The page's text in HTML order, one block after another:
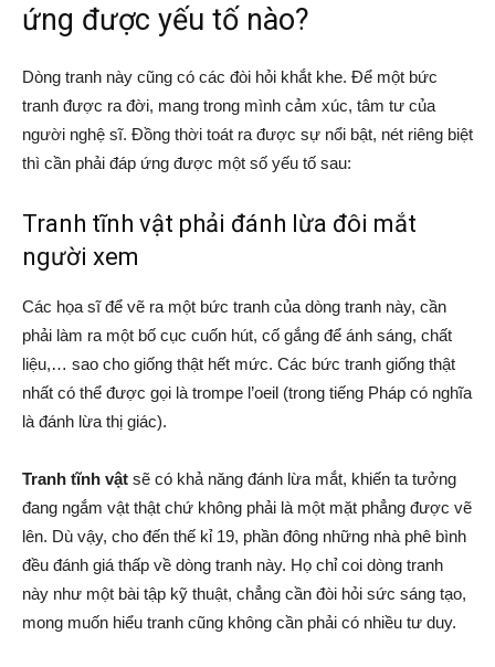
ứng được yếu tố nào?
Dòng tranh này cũng có các đòi hỏi khắt khe. Để một bức
tranh được ra đời, mang trong mình cảm xúc, tâm tư của
người nghệ sĩ. Đồng thời toát ra được sự nổi bật, nét riêng biệt
thì cần phải đáp ứng được một số yếu tố sau:
Tranh tĩnh vật phải đánh lừa đôi mắt
người xem
Các họa sĩ để vẽ ra một bức tranh của dòng tranh này, cần
phải làm ra một bố cục cuốn hút, cố gắng để ánh sáng, chất
liệu,… sao cho giống thật hết mức. Các bức tranh giống thật
nhất có thể được gọi là trompe l’oeil (trong tiếng Pháp có nghĩa
là đánh lừa thị giác).
Tranh tĩnh vật sẽ có khả năng đánh lừa mắt, khiến ta tưởng
đang ngắm vật thật chứ không phải là một mặt phẳng được vẽ
lên. Dù vậy, cho đến thế kỉ 19, phần đông những nhà phê bình
đều đánh giá thấp về dòng tranh này. Họ chỉ coi dòng tranh
này như một bài tập kỹ thuật, chẳng cần đòi hỏi sức sáng tạo,
mong muốn hiểu tranh cũng không cần phải có nhiều tư duy.